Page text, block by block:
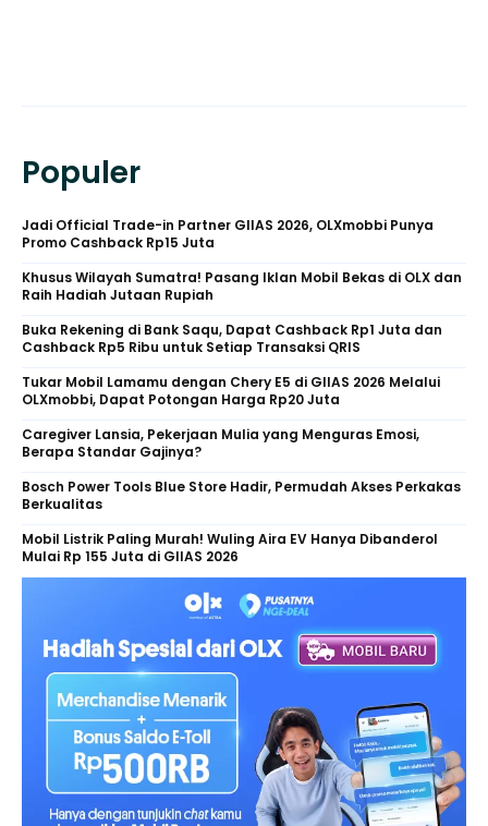
Populer
Jadi Official Trade-in Partner GIIAS 2026, OLXmobbi Punya
Promo Cashback Rp15 Juta
Khusus Wilayah Sumatra! Pasang Iklan Mobil Bekas di OLX dan
Raih Hadiah Jutaan Rupiah
Buka Rekening di Bank Saqu, Dapat Cashback Rp1 Juta dan
Cashback Rp5 Ribu untuk Setiap Transaksi QRIS
Tukar Mobil Lamamu dengan Chery E5 di GIIAS 2026 Melalui
OLXmobbi, Dapat Potongan Harga Rp20 Juta
Caregiver Lansia, Pekerjaan Mulia yang Menguras Emosi,
Berapa Standar Gajinya?
Bosch Power Tools Blue Store Hadir, Permudah Akses Perkakas
Berkualitas
Mobil Listrik Paling Murah! Wuling Aira EV Hanya Dibanderol
Mulai Rp 155 Juta di GIIAS 2026